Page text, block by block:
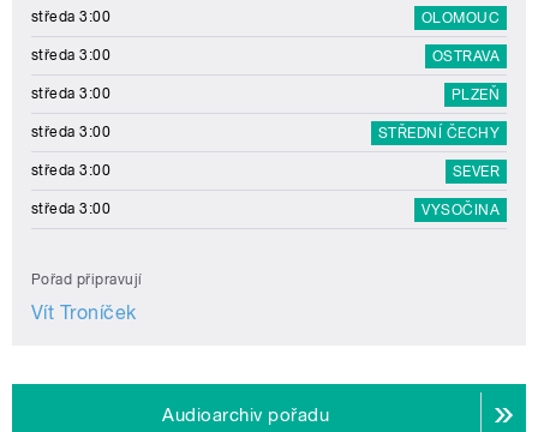
středa 3:00 OLOMOUC
středa 3:00 OSTRAVA
středa 3:00 PLZEŇ
středa 3:00 STŘEDNÍ ČECHY
středa 3:00 SEVER
středa 3:00 VYSOČINA
Pořad připravují
Vít Troníček
Audioarchiv pořadu